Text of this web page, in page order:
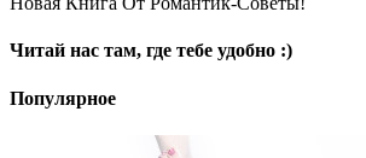
Читай нас там, где тебе удобно :)
Популярное